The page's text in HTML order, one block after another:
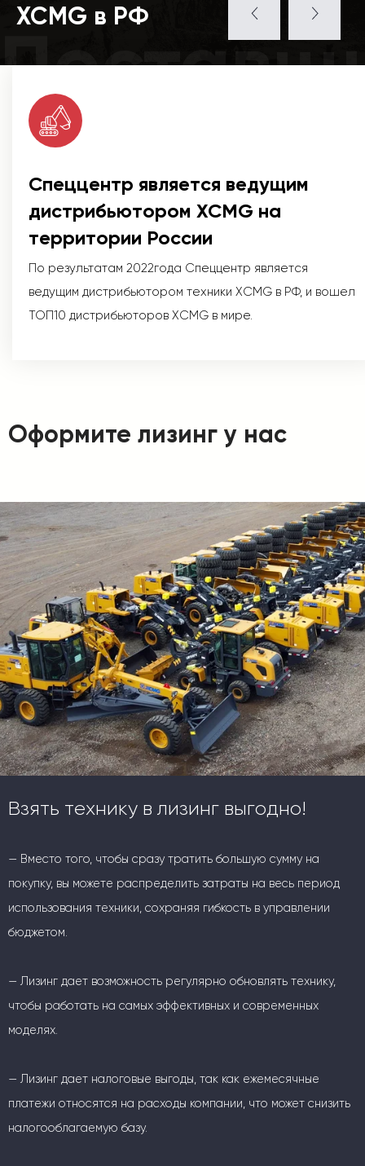
XCMG в РФ
Спеццентр является ведущим
дистрибьютором XCMG на
территории России
По результатам 2022года Спеццентр является
ведущим дистрибьютором техники XCMG в РФ, и вошел
ТОП10 дистрибьюторов XCMG в мире.
Оформите лизинг у нас
Взять технику в лизинг выгодно!
— Вместо того, чтобы сразу тратить большую сумму на
покупку, вы можете распределить затраты на весь период
использования техники, сохраняя гибкость в управлении
бюджетом.
— Лизинг дает возможность регулярно обновлять технику,
чтобы работать на самых эффективных и современных
моделях.
— Лизинг дает налоговые выгоды, так как ежемесячные
платежи относятся на расходы компании, что может снизить
налогооблагаемую базу.